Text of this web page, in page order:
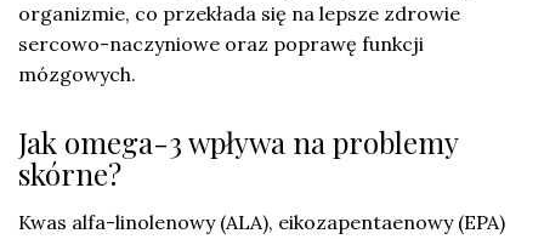
organizmie, co przekłada się na lepsze zdrowie
sercowo-naczyniowe oraz poprawę funkcji
mózgowych.
Jak omega-3 wpływa na problemy
skórne?
Kwas alfa-linolenowy (ALA), eikozapentaenowy (EPA)